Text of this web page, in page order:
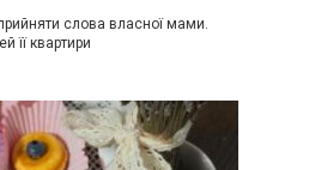
слова власної мами.
її квартири